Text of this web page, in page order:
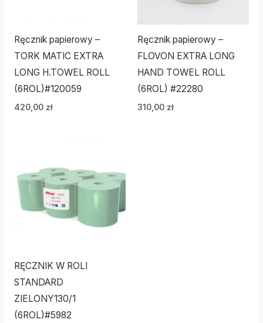
Ręcznik papierowy –
TORK MATIC EXTRA
LONG H.TOWEL ROLL
(6ROL)#120059
420,00 zł
Ręcznik papierowy –
FLOVON EXTRA LONG
HAND TOWEL ROLL
(6ROL) #22280
310,00 zł
RĘCZNIK W ROLI
STANDARD
ZIELONY130/1
(6ROL)#5982